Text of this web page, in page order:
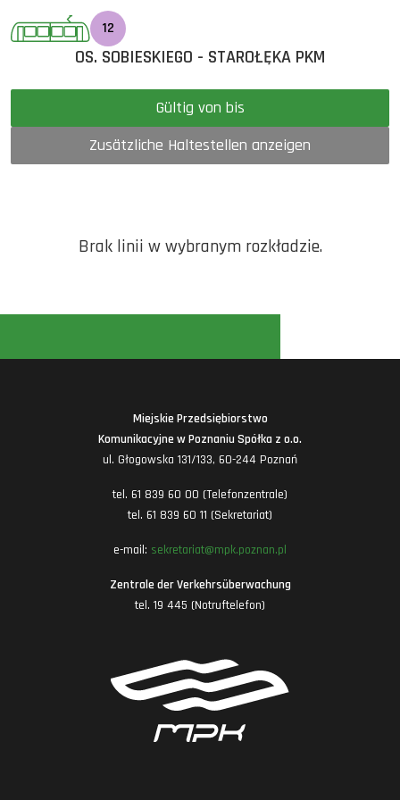
12
OS. SOBIESKIEGO - STAROŁĘKA PKM
Gültig von bis
Zusätzliche Haltestellen anzeigen
Brak linii w wybranym rozkładzie.
Miejskie Przedsiębiorstwo
Komunikacyjne w Poznaniu Spółka z o.o.
ul. Głogowska 131/133, 60-244 Poznań
tel. 61 839 60 00 (Telefonzentrale)
tel. 61 839 60 11 (Sekretariat)
e-mail: sekretariat@mpk.poznan.pl
Zentrale der Verkehrsüberwachung
tel. 19 445 (Notruftelefon)